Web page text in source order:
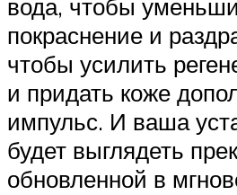
вода, чтобы
покраснение и
чтобы усилить
и придать коже
импульс. И ваша
будет выглядеть
обновленной в